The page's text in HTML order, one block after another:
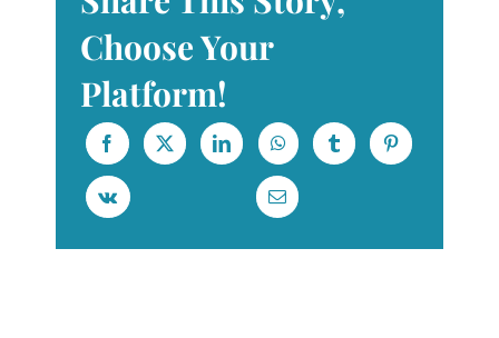
Choose Your
Platform!